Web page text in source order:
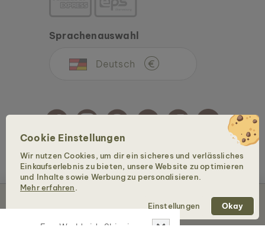
Cookie Einstellungen
Wir nutzen Cookies, um dir ein sicheres und verlässliches
Einkaufserlebnis zu bieten, unsere Website zu optimieren
und Inhalte sowie Werbung zu personalisieren.
Mehr erfahren
Einstellungen
Okay
Sprachenauswahl
Deutsch €
Copyright © 2026 Holzkern - Eine Marke der Time for Nature GmbH. Alle Rechte
vorbehalten.
✕
Free Worldwide Shipping
In den Warenkorb – 99 €